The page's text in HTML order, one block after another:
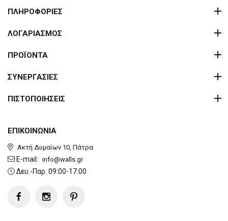
ΕΠΙΚΟΙΝΩΝΙΑ
Ακτή Δυμαίων 10, Πάτρα
E-mail: info@walls.gr
Δευ.-Παρ. 09:00-17:00
ΠΛΗΡΟΦΟΡΙΕΣ
ΛΟΓΑΡΙΑΣΜΟΣ
ΠΡΟΪΟΝΤΑ
ΣΥΝΕΡΓΑΣΙΕΣ
ΠΙΣΤΟΠΟΙΗΣΕΙΣ